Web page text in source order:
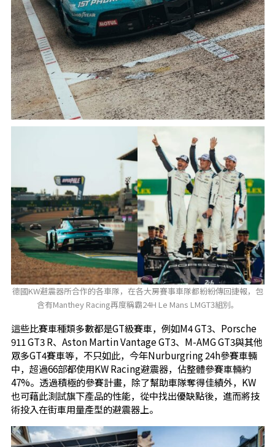
德國KW避震器所合作的各車隊，在各大房賽事車隊都紛紛傳回捷報，包
含有Manthey Racing再度稱霸24H Le Mans LMGT3組別。
這些比賽車種類多數都是GT級賽車，例如M4 GT3、Porsche
911 GT3 R、Aston Martin Vantage GT3、M-AMG GT3與其他
眾多GT4賽車等，不只如此，今年Nurburgring 24h參賽車輛
中，超過66部都使用KW Racing避震器，佔整體參賽車輛約
47%。透過積極的參賽計畫，除了幫助車隊奪得佳績外，KW
也可藉此測試旗下產品的性能，從中找出優缺點後，進而將技
術投入在街車用量產型的避震器上。